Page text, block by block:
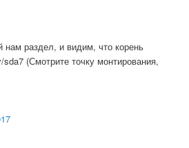
раздел, и видим, что корень
(Смотрите точку монтирования,